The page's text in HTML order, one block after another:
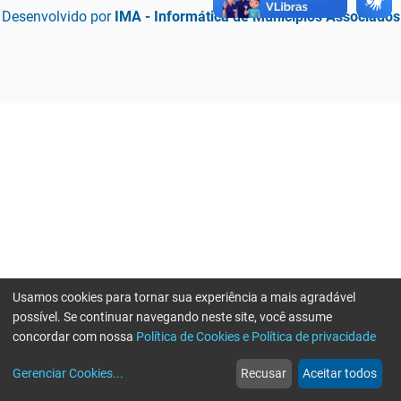
Desenvolvido por IMA - Informática de Municípios Associados
web
Notícias
more_horiz
Mais
Usamos cookies para tornar sua experiência a mais agradável
possível. Se continuar navegando neste site, você assume
concordar com nossa Política de Cookies e Política de privacidade
Gerenciar Cookies... Recusar Aceitar todos
Erro ao enviar informações, por favor tente novamente